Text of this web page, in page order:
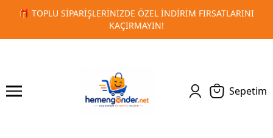
🚀 KURUMSAL PROMOSYON VE MATBAA
1 2
Sepetim